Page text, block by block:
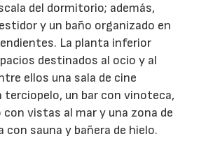
del dormitorio; además,
y un baño organizado en
La planta inferior
destinados al ocio y al
ellos una sala de cine
terciopelo, un bar con vinoteca,
con vistas al mar y una zona de
con sauna y bañera de hielo.